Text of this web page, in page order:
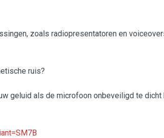
zoals radiopresentatoren en
ruis?
geluid als de microfoon onbeveiligd te